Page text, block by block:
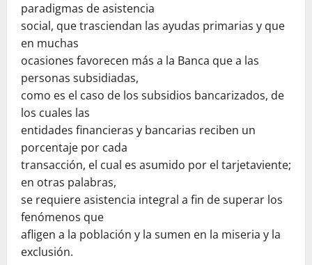
paradigmas de asistencia
social, que trasciendan las ayudas primarias y que
en muchas
ocasiones favorecen más a la Banca que a las
personas subsidiadas,
como es el caso de los subsidios bancarizados, de
los cuales las
entidades financieras y bancarias reciben un
porcentaje por cada
transacción, el cual es asumido por el tarjetaviente;
en otras palabras,
se requiere asistencia integral a fin de superar los
fenómenos que
afligen a la población y la sumen en la miseria y la
exclusión.